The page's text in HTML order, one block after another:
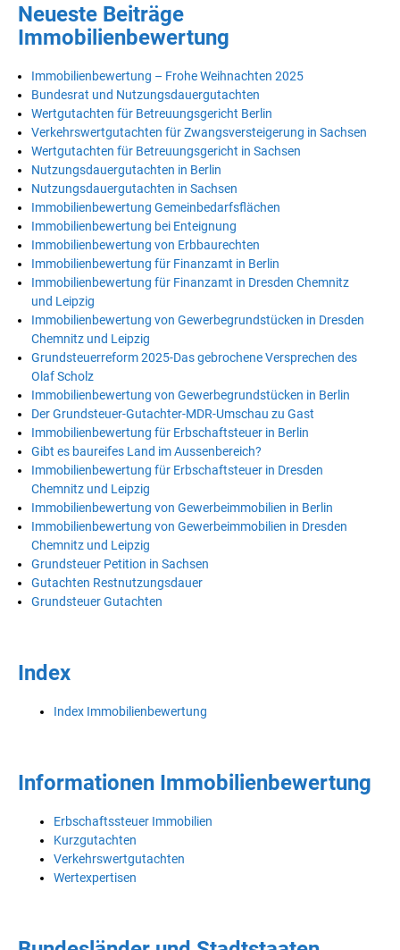
Neueste Beiträge
Immobilienbewertung
Immobilienbewertung – Frohe Weihnachten 2025
Bundesrat und Nutzungsdauergutachten
Wertgutachten für Betreuungsgericht Berlin
Verkehrswertgutachten für Zwangsversteigerung in Sachsen
Wertgutachten für Betreuungsgericht in Sachsen
Nutzungsdauergutachten in Berlin
Nutzungsdauergutachten in Sachsen
Immobilienbewertung Gemeinbedarfsflächen
Immobilienbewertung bei Enteignung
Immobilienbewertung von Erbbaurechten
Immobilienbewertung für Finanzamt in Berlin
Immobilienbewertung für Finanzamt in Dresden Chemnitz
und Leipzig
Immobilienbewertung von Gewerbegrundstücken in Dresden
Chemnitz und Leipzig
Grundsteuerreform 2025-Das gebrochene Versprechen des
Olaf Scholz
Immobilienbewertung von Gewerbegrundstücken in Berlin
Der Grundsteuer-Gutachter-MDR-Umschau zu Gast
Immobilienbewertung für Erbschaftsteuer in Berlin
Gibt es baureifes Land im Aussenbereich?
Immobilienbewertung für Erbschaftsteuer in Dresden
Chemnitz und Leipzig
Immobilienbewertung von Gewerbeimmobilien in Berlin
Immobilienbewertung von Gewerbeimmobilien in Dresden
Chemnitz und Leipzig
Grundsteuer Petition in Sachsen
Gutachten Restnutzungsdauer
Grundsteuer Gutachten
Index
Index Immobilienbewertung
Informationen Immobilienbewertung
Erbschaftssteuer Immobilien
Kurzgutachten
Verkehrswertgutachten
Wertexpertisen